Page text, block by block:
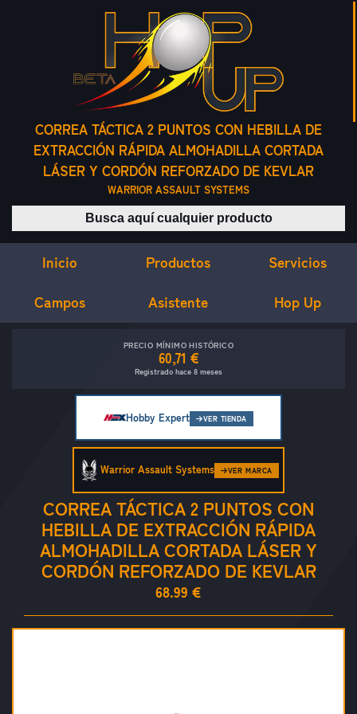
CORREA TÁCTICA 2 PUNTOS CON HEBILLA DE
EXTRACCIÓN RÁPIDA ALMOHADILLA CORTADA
LÁSER Y CORDÓN REFORZADO DE KEVLAR
WARRIOR ASSAULT SYSTEMS
Buscar productos
Inicio Productos Servicios
Campos Asistente Hop Up
PRECIO MÍNIMO HISTÓRICO
60,71 €
Registrado hace 8 meses
Hobby Expert VER TIENDA
CORREA TÁCTICA 2 PUNTOS CON
HEBILLA DE EXTRACCIÓN RÁPIDA
ALMOHADILLA CORTADA LÁSER Y
CORDÓN REFORZADO DE KEVLAR
68.99 €
Warrior Assault Systems VER MARCA